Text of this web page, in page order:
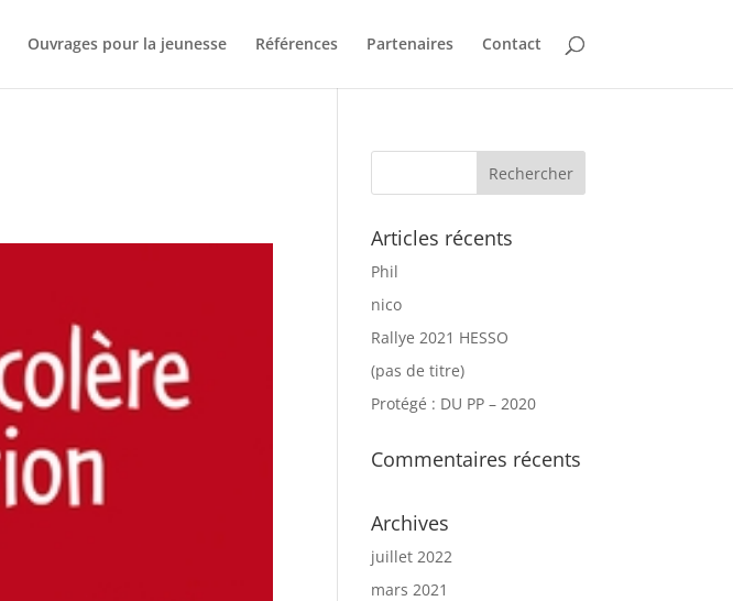
Ouvrages pour la jeunesse Références Partenaires Contact
Articles récents
Phil
nico
Rallye 2021 HESSO
(pas de titre)
Protégé : DU PP – 2020
Commentaires récents
Archives
juillet 2022
mars 2021